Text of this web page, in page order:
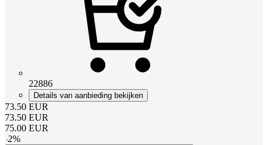
22886
Details van aanbieding bekijken
73.50 EUR
73.50 EUR
75.00 EUR
-2%